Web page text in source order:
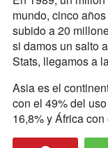
mundo, cinco
subido a 20
si damos un salto
Stats, llegamos a
Asia es el
con el 49% del
16,8% y África con